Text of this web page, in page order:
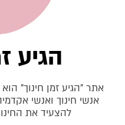
הגיע
אתר "הגיע זמן חינוך"
אנשי חינוך ואנשי
להצעיד את